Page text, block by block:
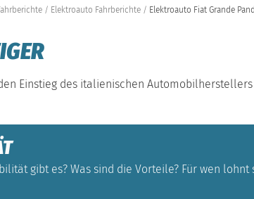
Elektroauto Fahrberichte Elektroauto Fiat Grande
Einstieg des italienischen
gibt es? Was sind die Vorteile? Für wen